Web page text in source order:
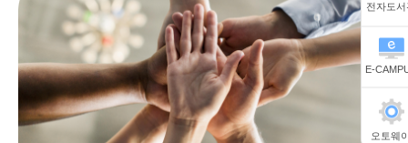
전자도서
E-
오토웨